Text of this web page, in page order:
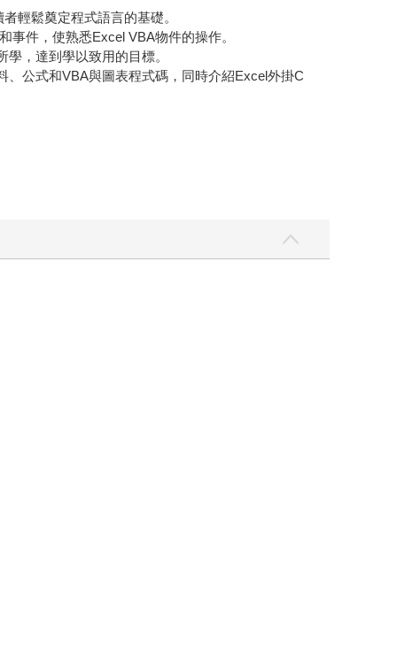
輕鬆奠定程式語言的基礎。
件，使熟悉Excel VBA物件的操作。
，達到學以致用的目標。
公式和VBA與圖表程式碼，同時介紹Excel外掛C